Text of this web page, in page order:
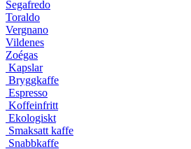
Segafredo
Toraldo
Vergnano
Vildenes
Zoégas
Kapslar
Bryggkaffe
Espresso
Koffeinfritt
Ekologiskt
Smaksatt kaffe
Snabbkaffe